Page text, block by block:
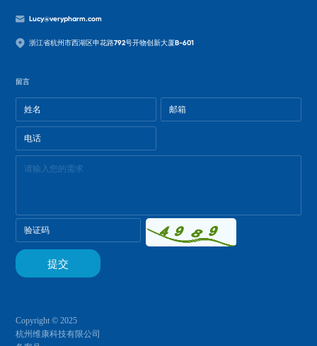
Lucy@verypharm.com
浙江省杭州市西湖区申花路792号开物创新大厦B-601
留言
Copyright © 2025
杭州维康科技有限公司